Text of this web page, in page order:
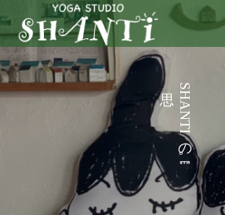
S
H
A
N
T
I
の
。
う
こ